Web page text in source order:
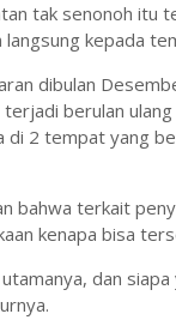
tak senonoh itu
kepada
dibulan
berulan
di 2 tempat yang
bahwa terkait
kenapa bisa
utamanya, dan